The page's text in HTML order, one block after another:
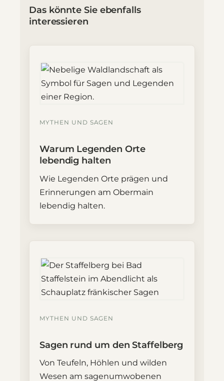
Das könnte Sie ebenfalls
interessieren
MYTHEN UND SAGEN
Warum Legenden Orte
lebendig halten
Wie Legenden Orte prägen und
Erinnerungen am Obermain
lebendig halten.
MYTHEN UND SAGEN
Sagen rund um den Staffelberg
Von Teufeln, Höhlen und wilden
Wesen am sagenumwobenen